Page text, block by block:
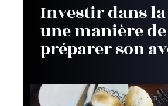
Investir dans
une manière de
préparer son